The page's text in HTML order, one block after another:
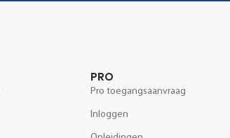
PRO
Pro toegangsaanvraag
Inloggen